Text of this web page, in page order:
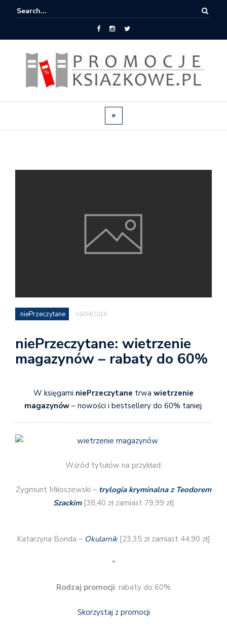
niePrzeczytane 16/04/2016
niePrzeczytane: wietrzenie
magazynów – rabaty do 60%
W księgarni niePrzeczytane trwa wietrzenie
magazynów– nowości i bestsellery do 60% taniej.
Wśród tytułów na przykład:
Zygmunt Miłoszewski – trylogia kryminalna z Teodorem
Szackim [38,40 zł zamiast 79,99 zł]
Katarzyna Bonda – Okularnik[23,35 zł zamiast 44,90 zł]
*
Rodzaj promocji: rabaty do 60%
Skorzystaj z promocji